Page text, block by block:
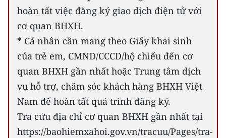
hoàn tất việc đăng ký giao dịch điện tử với
cơ quan BHXH.
* Cá nhân cần mang theo Giấy khai sinh
của trẻ em, CMND/CCCD/hộ chiếu đến cơ
quan BHXH gần nhất hoặc Trung tâm dịch
vụ hỗ trợ, chăm sóc khách hàng BHXH Việt
Nam để hoàn tất quá trình đăng ký.
Tra cứu địa chỉ cơ quan BHXH gần nhất tại
https://baohiemxahoi.gov.vn/tracuu/Pages/tra-